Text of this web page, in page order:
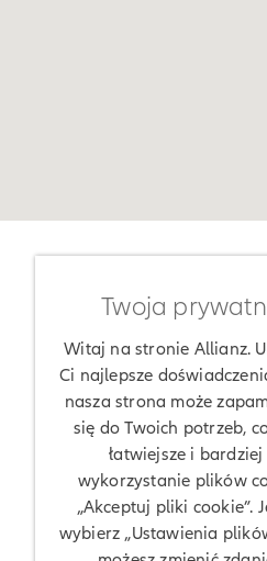
Twoja
Witaj na stronie Allianz.
Ci najlepsze
nasza strona może
się do Twoich potrzeb,
łatwiejsze i
wykorzystanie plików
„Akceptuj pliki cookie”.
wybierz „Ustawienia